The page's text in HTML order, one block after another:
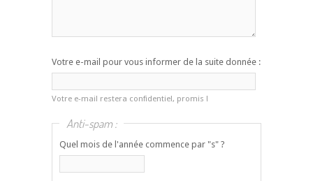
Votre e-mail pour vous informer de la suite donnée :
Votre e-mail restera confidentiel, promis !
Anti-spam :
Quel mois de l'année commence par "s" ?